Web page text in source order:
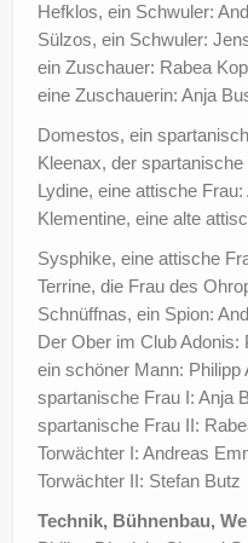
Hefklos, ein Schwuler:
Sülzos, ein Schwuler:
ein Zuschauer: Rabea
eine Zuschauerin: Anja
Domestos, ein
Kleenax, der
Lydine, eine attische
Klementine, eine alte
Sysphike, eine attische
Terrine, die Frau des
Schnüffnas, ein Spion:
Der Ober im Club Adonis:
ein schöner Mann: Philipp
spartanische Frau I: Anja
spartanische Frau II:
Torwächter I: Andreas
Torwächter II: Stefan Butz
Technik, Bühnenbau,